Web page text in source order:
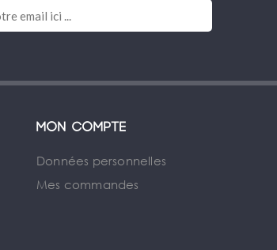
Mon compte
Données personnelles
Mes commandes